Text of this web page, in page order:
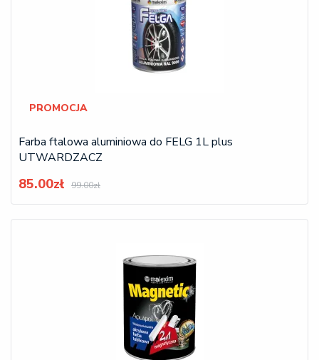
PROMOCJA
Farba ftalowa aluminiowa do FELG 1L plus
UTWARDZACZ
85.00zł 99.00zł